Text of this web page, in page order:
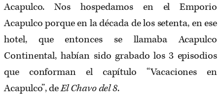
Acapulco. Nos hospedamos en el Emporio
Acapulco porque en la década de los setenta, en ese
hotel, que entonces se llamaba Acapulco
Continental, habían sido grabado los 3 episodios
que conforman el capítulo “Vacaciones en
Acapulco”, deEl Chavo del 8.